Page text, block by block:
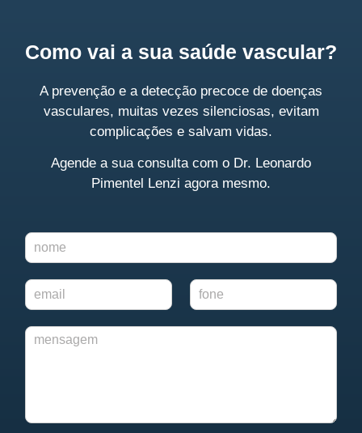
Como vai a sua saúde vascular?
A prevenção e a detecção precoce de doenças
vasculares, muitas vezes silenciosas, evitam
complicações e salvam vidas.
Agende a sua consulta com o Dr. Leonardo
Pimentel Lenzi agora mesmo.
N
o
e
*
E
-
a
F
o
M
g